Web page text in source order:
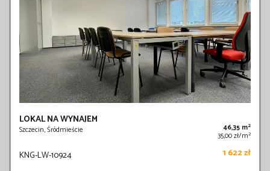
LOKAL NA WYNAJEM
Szczecin, Śródmieście 46,35 m2
35,00 zł/m2
KNG-LW-10924 1 622 zł